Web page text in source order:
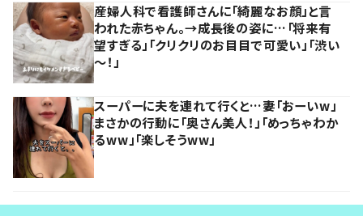
産婦人科で看護師さんに「綺麗なお顔」と言
われた赤ちゃん。→成長後の姿に…「将来有
望すぎる」「クリクリのお目目で可愛い」「渋い
～！」
スーパーに夫を連れて行くと…妻「おーいw」
まさかの行動に「奥さん美人！」「めっちゃわか
るww」「楽しそうww」